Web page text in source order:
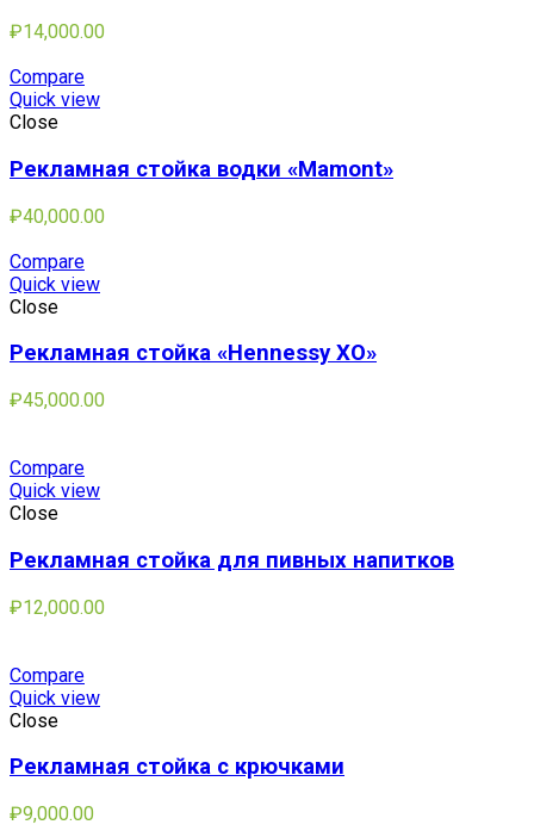
₽14,000.00
Compare
Quick view
Close
Рекламная стойка водки «Mamont»
₽40,000.00
Compare
Quick view
Close
Рекламная стойка «Hennessy XO»
₽45,000.00
Compare
Quick view
Close
Рекламная стойка для пивных напитков
₽12,000.00
Compare
Quick view
Close
Рекламная стойка с крючками
₽9,000.00